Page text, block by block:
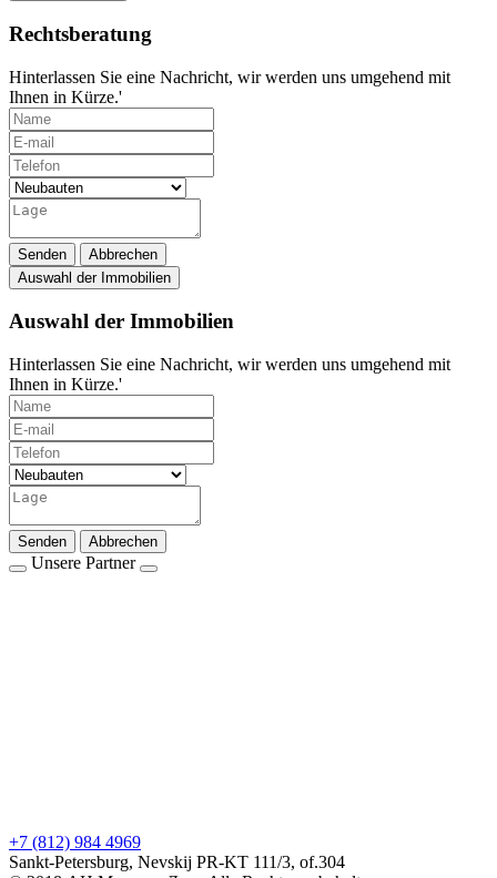
Rechtsberatung
Hinterlassen Sie eine Nachricht, wir werden uns umgehend mit
Ihnen in Kürze.'
Senden
Abbrechen
Auswahl der Immobilien
Auswahl der Immobilien
Hinterlassen Sie eine Nachricht, wir werden uns umgehend mit
Ihnen in Kürze.'
Senden Abbrechen
Unsere Partner
+7 (812) 984 4969
Sankt-Petersburg, Nevskij PR-KT 111/3, of.304